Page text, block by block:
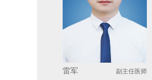
肖和平 副主任医师